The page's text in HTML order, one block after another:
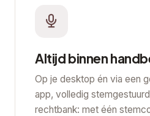
Altijd binnen
Op je desktop én via een
app, volledig
rechtbank: met één